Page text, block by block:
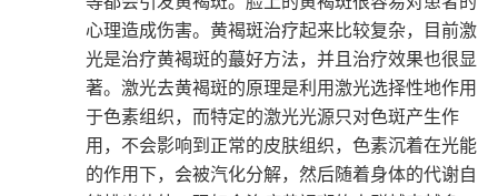
心理造成伤害。黄褐斑治疗起来比较复杂，目前激
光是治疗黄褐斑的蕞好方法，并且治疗效果也很显
著。激光去黄褐斑的原理是利用激光选择性地作用
于色素组织，而特定的激光光源只对色斑产生作
用，不会影响到正常的皮肤组织，色素沉着在光能
的作用下，会被汽化分解，然后随着身体的代谢自